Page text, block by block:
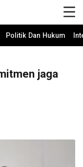
Politik Dan Hukum
jaga